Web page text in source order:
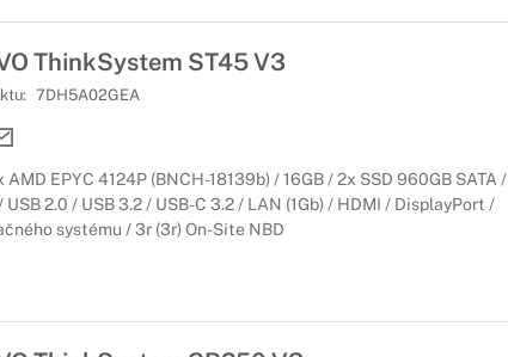
ThinkSystem ST45 V3
7DH5A02GEA
AMD EPYC 4124P (BNCH-18139b) / 16GB / 2x SSD 960GB SATA /
USB 2.0 / USB 3.2 / USB-C 3.2 / LAN (1Gb) / HDMI / DisplayPort /
systému / 3r (3r) On-Site NBD